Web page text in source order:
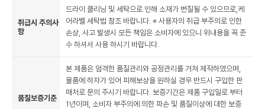
취급시 주의사
항
드라이 클리닝 및 세탁으로 인해 소재가 변질될 수 있으므로,케
어라벨 세탁법 참조 바랍니다. ※ 사용자의 취급 부주의로 인한
손상, 사고 발생시 모든 책임은 소비자에 있으니 위내용을 꼭 준
수 하셔서 사용 하시기 바랍니다.
품질보증기준
본 제품은 엄격한 품질관리와 공정관리를 거쳐 제작하였으며,
물품에 하자가 있어 피해보상을 원하실 경우 반드시 구입한 판
매처로 문의 주시기 바랍니다. 보증기간은 제품 구입일로 부터
1년이며, 소비자 부주의에 의한 파손 및 품질이상에 대한 보증